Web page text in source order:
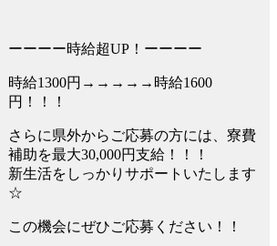
ーーーー時給超UP！ーーーー
時給1300円→→→→→時給1600
円！！！
さらに県外からご応募の方には、寮費
補助を最大30,000円支給！！！
新生活をしっかりサポートいたします
☆
この機会にぜひご応募ください！！